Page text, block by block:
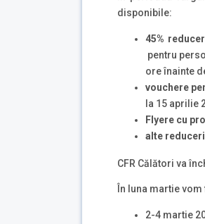
disponibile:
45%
pentru
ore înainte
vouchere
la 15 aprilie
Flyere cu
alte
CFR Călători va
În luna martie
2-4 martie